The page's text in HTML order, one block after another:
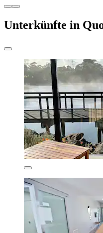
Unterkünfte in